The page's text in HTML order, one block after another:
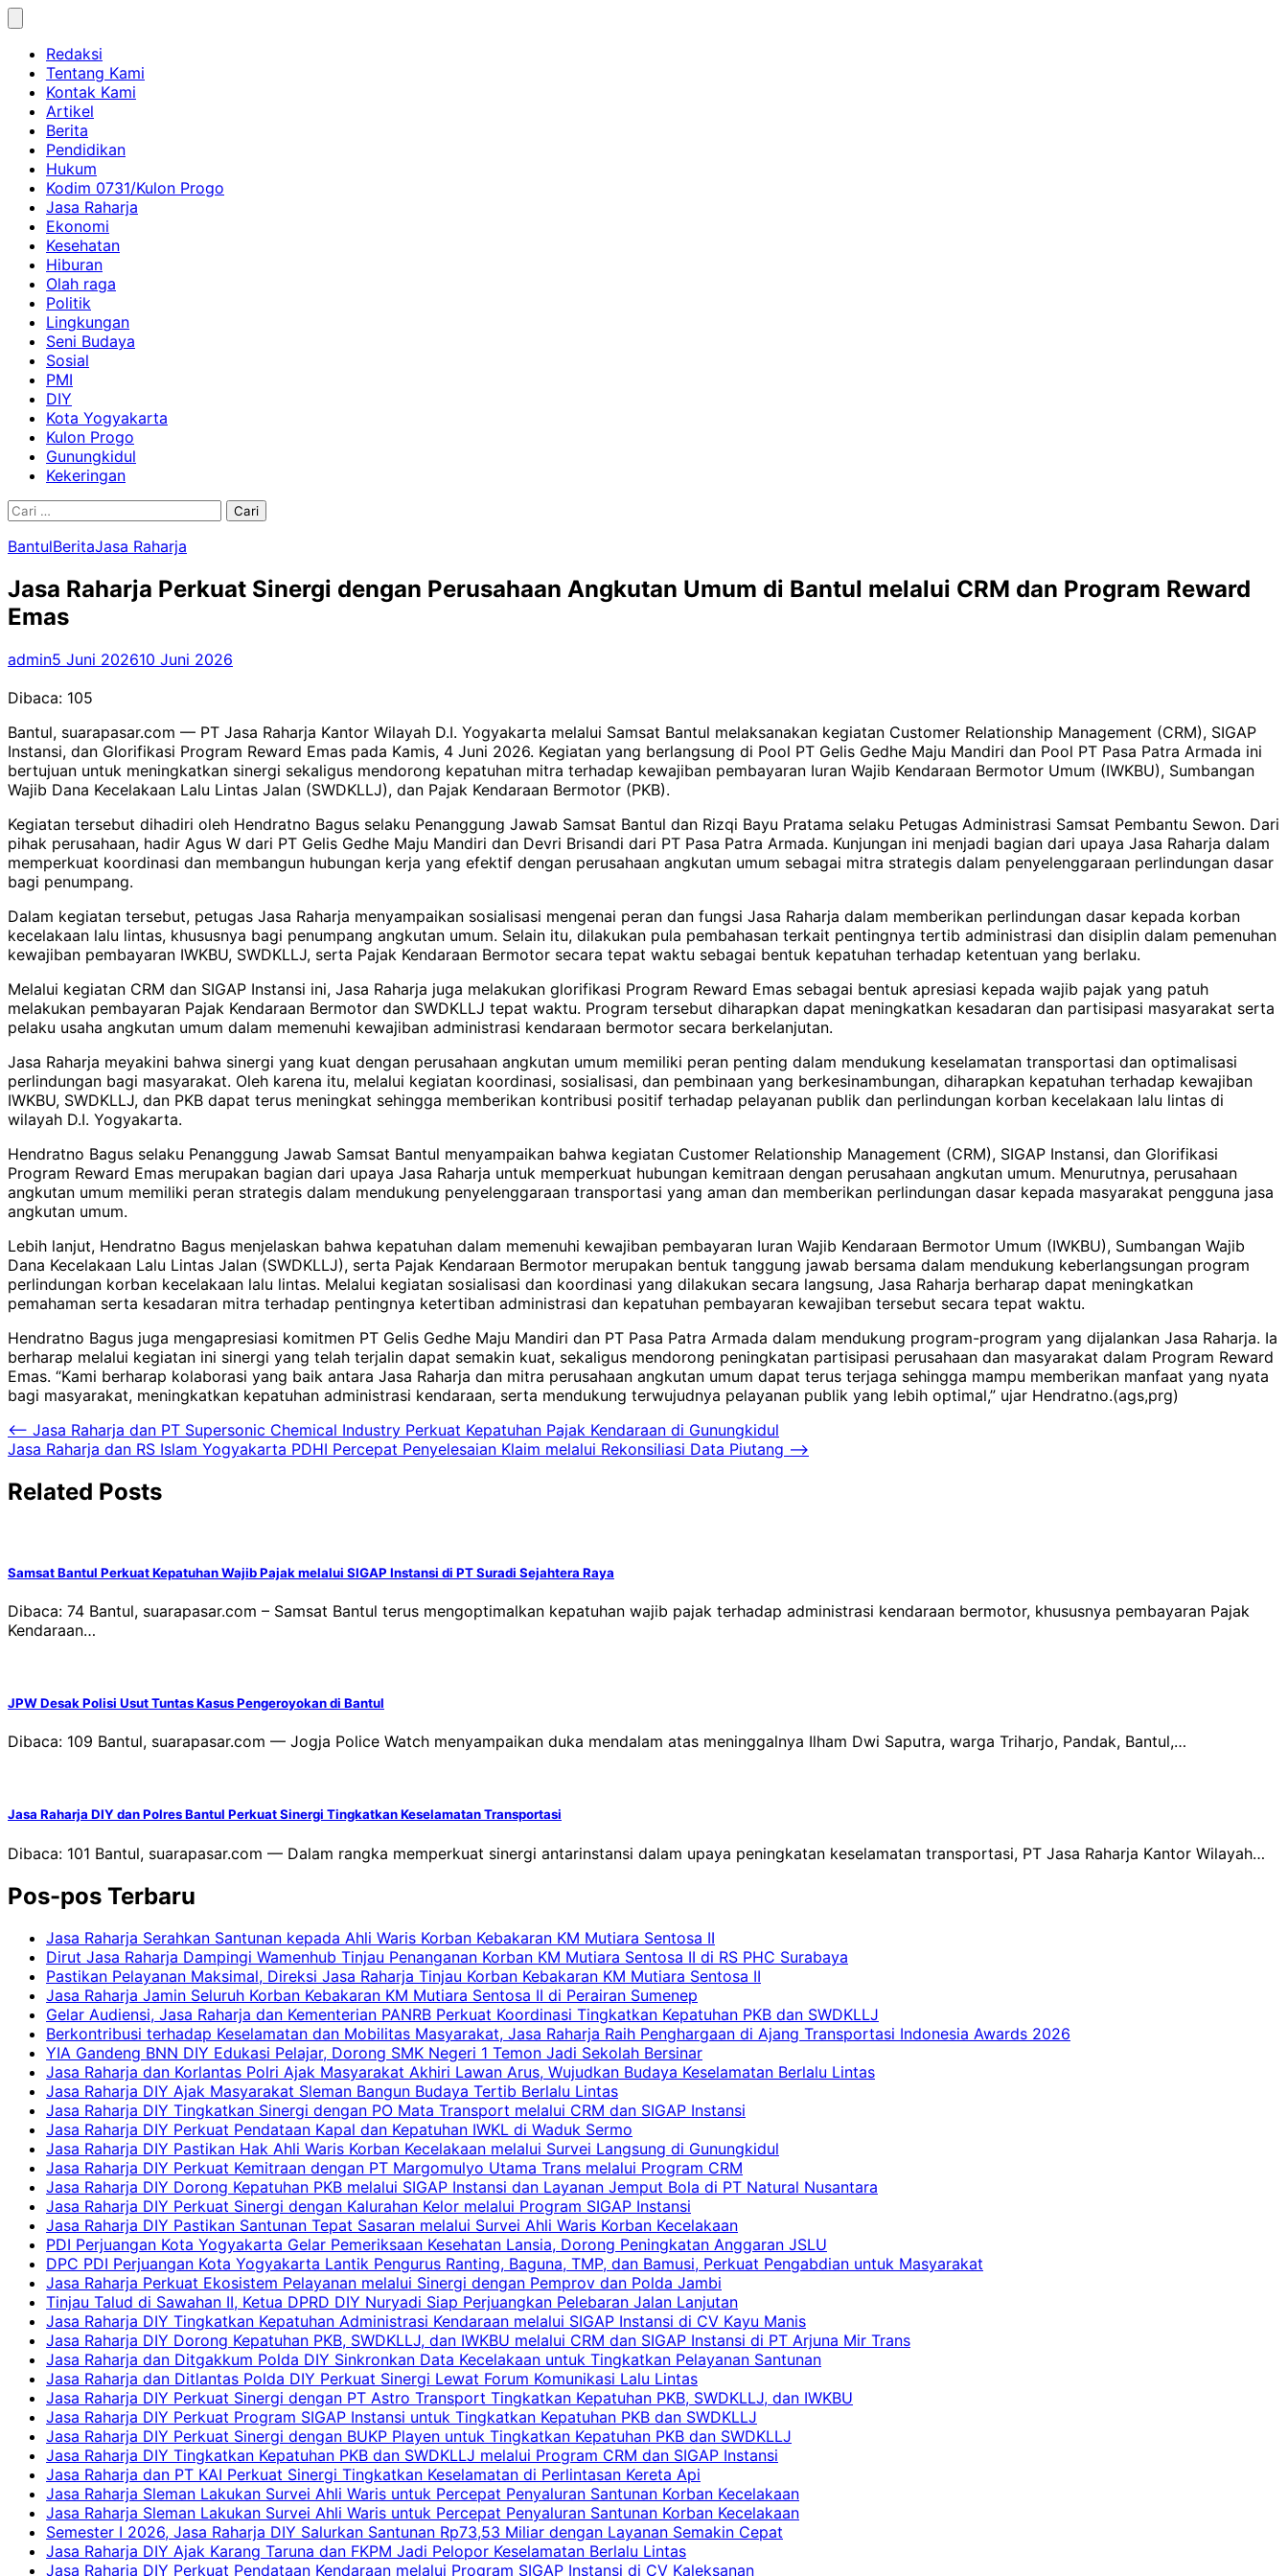
Skip
contentRedaksi
Tentang Kami
Kontak Kami
Artikel
Berita
Pendidikan
Hukum
Kodim 0731/Kulon Progo
Jasa Raharja
Ekonomi
Kesehatan
Hiburan
Olah raga
Politik
Lingkungan
Seni Budaya
Sosial
PMI
DIY
Kota Yogyakarta
Kulon Progo
Gunungkidul
Kekeringan
Cari
BantulBeritaJasa Raharja
Jasa Raharja Perkuat Sinergi dengan Perusahaan Angkutan Umum di Bantul melalui CRM dan Program Reward
Emas
admin5 Juni 202610 Juni 2026
Dibaca: 105
Bantul, suarapasar.com — PT Jasa Raharja Kantor Wilayah D.I. Yogyakarta melalui Samsat Bantul melaksanakan kegiatan Customer Relationship Management (CRM), SIGAP
Instansi, dan Glorifikasi Program Reward Emas pada Kamis, 4 Juni 2026. Kegiatan yang berlangsung di Pool PT Gelis Gedhe Maju Mandiri dan Pool PT Pasa Patra Armada ini
bertujuan untuk meningkatkan sinergi sekaligus mendorong kepatuhan mitra terhadap kewajiban pembayaran Iuran Wajib Kendaraan Bermotor Umum (IWKBU), Sumbangan
Wajib Dana Kecelakaan Lalu Lintas Jalan (SWDKLLJ), dan Pajak Kendaraan Bermotor (PKB).
Kegiatan tersebut dihadiri oleh Hendratno Bagus selaku Penanggung Jawab Samsat Bantul dan Rizqi Bayu Pratama selaku Petugas Administrasi Samsat Pembantu Sewon. Dari
pihak perusahaan, hadir Agus W dari PT Gelis Gedhe Maju Mandiri dan Devri Brisandi dari PT Pasa Patra Armada. Kunjungan ini menjadi bagian dari upaya Jasa Raharja dalam
memperkuat koordinasi dan membangun hubungan kerja yang efektif dengan perusahaan angkutan umum sebagai mitra strategis dalam penyelenggaraan perlindungan dasar
bagi penumpang.
Dalam kegiatan tersebut, petugas Jasa Raharja menyampaikan sosialisasi mengenai peran dan fungsi Jasa Raharja dalam memberikan perlindungan dasar kepada korban
kecelakaan lalu lintas, khususnya bagi penumpang angkutan umum. Selain itu, dilakukan pula pembahasan terkait pentingnya tertib administrasi dan disiplin dalam pemenuhan
kewajiban pembayaran IWKBU, SWDKLLJ, serta Pajak Kendaraan Bermotor secara tepat waktu sebagai bentuk kepatuhan terhadap ketentuan yang berlaku.
Melalui kegiatan CRM dan SIGAP Instansi ini, Jasa Raharja juga melakukan glorifikasi Program Reward Emas sebagai bentuk apresiasi kepada wajib pajak yang patuh
melakukan pembayaran Pajak Kendaraan Bermotor dan SWDKLLJ tepat waktu. Program tersebut diharapkan dapat meningkatkan kesadaran dan partisipasi masyarakat serta
pelaku usaha angkutan umum dalam memenuhi kewajiban administrasi kendaraan bermotor secara berkelanjutan.
Jasa Raharja meyakini bahwa sinergi yang kuat dengan perusahaan angkutan umum memiliki peran penting dalam mendukung keselamatan transportasi dan optimalisasi
perlindungan bagi masyarakat. Oleh karena itu, melalui kegiatan koordinasi, sosialisasi, dan pembinaan yang berkesinambungan, diharapkan kepatuhan terhadap kewajiban
IWKBU, SWDKLLJ, dan PKB dapat terus meningkat sehingga memberikan kontribusi positif terhadap pelayanan publik dan perlindungan korban kecelakaan lalu lintas di
wilayah D.I. Yogyakarta.
Hendratno Bagus selaku Penanggung Jawab Samsat Bantul menyampaikan bahwa kegiatan Customer Relationship Management (CRM), SIGAP Instansi, dan Glorifikasi
Program Reward Emas merupakan bagian dari upaya Jasa Raharja untuk memperkuat hubungan kemitraan dengan perusahaan angkutan umum. Menurutnya, perusahaan
angkutan umum memiliki peran strategis dalam mendukung penyelenggaraan transportasi yang aman dan memberikan perlindungan dasar kepada masyarakat pengguna jasa
angkutan umum.
Lebih lanjut, Hendratno Bagus menjelaskan bahwa kepatuhan dalam memenuhi kewajiban pembayaran Iuran Wajib Kendaraan Bermotor Umum (IWKBU), Sumbangan Wajib
Dana Kecelakaan Lalu Lintas Jalan (SWDKLLJ), serta Pajak Kendaraan Bermotor merupakan bentuk tanggung jawab bersama dalam mendukung keberlangsungan program
perlindungan korban kecelakaan lalu lintas. Melalui kegiatan sosialisasi dan koordinasi yang dilakukan secara langsung, Jasa Raharja berharap dapat meningkatkan
pemahaman serta kesadaran mitra terhadap pentingnya ketertiban administrasi dan kepatuhan pembayaran kewajiban tersebut secara tepat waktu.
Hendratno Bagus juga mengapresiasi komitmen PT Gelis Gedhe Maju Mandiri dan PT Pasa Patra Armada dalam mendukung program-program yang dijalankan Jasa Raharja. Ia
berharap melalui kegiatan ini sinergi yang telah terjalin dapat semakin kuat, sekaligus mendorong peningkatan partisipasi perusahaan dan masyarakat dalam Program Reward
Emas. “Kami berharap kolaborasi yang baik antara Jasa Raharja dan mitra perusahaan angkutan umum dapat terus terjaga sehingga mampu memberikan manfaat yang nyata
bagi masyarakat, meningkatkan kepatuhan administrasi kendaraan, serta mendukung terwujudnya pelayanan publik yang lebih optimal,” ujar Hendratno.(ags,prg)
Navigasi
pos
⟵ Jasa Raharja dan PT Supersonic Chemical Industry Perkuat Kepatuhan Pajak Kendaraan di Gunungkidul
Jasa Raharja dan RS Islam Yogyakarta PDHI Percepat Penyelesaian Klaim melalui Rekonsiliasi Data Piutang ⟶
Related Posts
Samsat Bantul Perkuat Kepatuhan Wajib Pajak melalui SIGAP Instansi di PT Suradi Sejahtera Raya
Dibaca: 74 Bantul, suarapasar.com – Samsat Bantul terus mengoptimalkan kepatuhan wajib pajak terhadap administrasi kendaraan bermotor, khususnya pembayaran Pajak
Kendaraan…
JPW Desak Polisi Usut Tuntas Kasus Pengeroyokan di Bantul
Dibaca: 109 Bantul, suarapasar.com — Jogja Police Watch menyampaikan duka mendalam atas meninggalnya Ilham Dwi Saputra, warga Triharjo, Pandak, Bantul,…
Jasa Raharja DIY dan Polres Bantul Perkuat Sinergi Tingkatkan Keselamatan Transportasi
Dibaca: 101 Bantul, suarapasar.com — Dalam rangka memperkuat sinergi antarinstansi dalam upaya peningkatan keselamatan transportasi, PT Jasa Raharja Kantor Wilayah…
Pos-pos Terbaru
Jasa Raharja Serahkan Santunan kepada Ahli Waris Korban Kebakaran KM Mutiara Sentosa II
Dirut Jasa Raharja Dampingi Wamenhub Tinjau Penanganan Korban KM Mutiara Sentosa II di RS PHC Surabaya
Pastikan Pelayanan Maksimal, Direksi Jasa Raharja Tinjau Korban Kebakaran KM Mutiara Sentosa II
Jasa Raharja Jamin Seluruh Korban Kebakaran KM Mutiara Sentosa II di Perairan Sumenep
Gelar Audiensi, Jasa Raharja dan Kementerian PANRB Perkuat Koordinasi Tingkatkan Kepatuhan PKB dan SWDKLLJ
Berkontribusi terhadap Keselamatan dan Mobilitas Masyarakat, Jasa Raharja Raih Penghargaan di Ajang Transportasi Indonesia Awards 2026
YIA Gandeng BNN DIY Edukasi Pelajar, Dorong SMK Negeri 1 Temon Jadi Sekolah Bersinar
Jasa Raharja dan Korlantas Polri Ajak Masyarakat Akhiri Lawan Arus, Wujudkan Budaya Keselamatan Berlalu Lintas
Jasa Raharja DIY Ajak Masyarakat Sleman Bangun Budaya Tertib Berlalu Lintas
Jasa Raharja DIY Tingkatkan Sinergi dengan PO Mata Transport melalui CRM dan SIGAP Instansi
Jasa Raharja DIY Perkuat Pendataan Kapal dan Kepatuhan IWKL di Waduk Sermo
Jasa Raharja DIY Pastikan Hak Ahli Waris Korban Kecelakaan melalui Survei Langsung di Gunungkidul
Jasa Raharja DIY Perkuat Kemitraan dengan PT Margomulyo Utama Trans melalui Program CRM
Jasa Raharja DIY Dorong Kepatuhan PKB melalui SIGAP Instansi dan Layanan Jemput Bola di PT Natural Nusantara
Jasa Raharja DIY Perkuat Sinergi dengan Kalurahan Kelor melalui Program SIGAP Instansi
Jasa Raharja DIY Pastikan Santunan Tepat Sasaran melalui Survei Ahli Waris Korban Kecelakaan
PDI Perjuangan Kota Yogyakarta Gelar Pemeriksaan Kesehatan Lansia, Dorong Peningkatan Anggaran JSLU
DPC PDI Perjuangan Kota Yogyakarta Lantik Pengurus Ranting, Baguna, TMP, dan Bamusi, Perkuat Pengabdian untuk Masyarakat
Jasa Raharja Perkuat Ekosistem Pelayanan melalui Sinergi dengan Pemprov dan Polda Jambi
Tinjau Talud di Sawahan II, Ketua DPRD DIY Nuryadi Siap Perjuangkan Pelebaran Jalan Lanjutan
Jasa Raharja DIY Tingkatkan Kepatuhan Administrasi Kendaraan melalui SIGAP Instansi di CV Kayu Manis
Jasa Raharja DIY Dorong Kepatuhan PKB, SWDKLLJ, dan IWKBU melalui CRM dan SIGAP Instansi di PT Arjuna Mir Trans
Jasa Raharja dan Ditgakkum Polda DIY Sinkronkan Data Kecelakaan untuk Tingkatkan Pelayanan Santunan
Jasa Raharja dan Ditlantas Polda DIY Perkuat Sinergi Lewat Forum Komunikasi Lalu Lintas
Jasa Raharja DIY Perkuat Sinergi dengan PT Astro Transport Tingkatkan Kepatuhan PKB, SWDKLLJ, dan IWKBU
Jasa Raharja DIY Perkuat Program SIGAP Instansi untuk Tingkatkan Kepatuhan PKB dan SWDKLLJ
Jasa Raharja DIY Perkuat Sinergi dengan BUKP Playen untuk Tingkatkan Kepatuhan PKB dan SWDKLLJ
Jasa Raharja DIY Tingkatkan Kepatuhan PKB dan SWDKLLJ melalui Program CRM dan SIGAP Instansi
Jasa Raharja dan PT KAI Perkuat Sinergi Tingkatkan Keselamatan di Perlintasan Kereta Api
Jasa Raharja Sleman Lakukan Survei Ahli Waris untuk Percepat Penyaluran Santunan Korban Kecelakaan
Jasa Raharja Sleman Lakukan Survei Ahli Waris untuk Percepat Penyaluran Santunan Korban Kecelakaan
Semester I 2026, Jasa Raharja DIY Salurkan Santunan Rp73,53 Miliar dengan Layanan Semakin Cepat
Jasa Raharja DIY Ajak Karang Taruna dan FKPM Jadi Pelopor Keselamatan Berlalu Lintas
Jasa Raharja DIY Perkuat Pendataan Kendaraan melalui Program SIGAP Instansi di CV Kaleksanan